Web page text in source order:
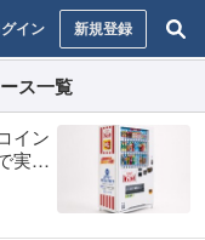
イン 新規登録
ス一覧
イン
実証